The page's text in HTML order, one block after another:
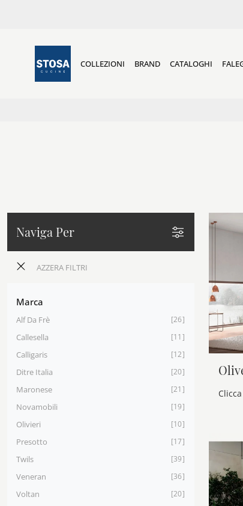
COLLEZIONI BRAND CATALOGHI
Naviga Per
AZZERA FILTRI
Marca
Alf Da Frè 26
Callesella 11
Calligaris 12
Ditre Italia 20
Maronese 21
Novamobili 19
Olivieri 10
Presotto 17
Twils 39
Veneran 36
Voltan 20